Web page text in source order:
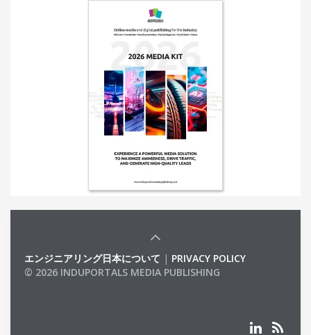
エンジニアリング日本について | PRIVACY POLICY
© 2026 INDUPORTALS MEDIA PUBLISHING